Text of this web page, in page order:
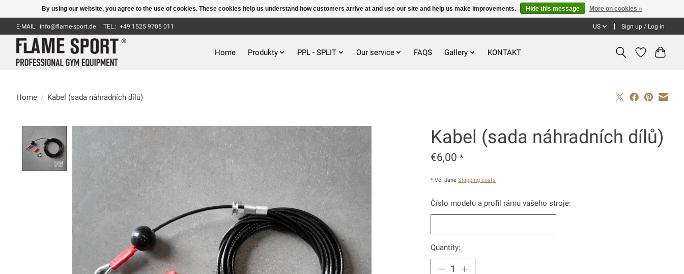
E-MAIL: info@flame-sport.de TEL.: +49 1525 9705 011 US Sign up / Log in
Home Produkty PPL - SPLIT Our service FAQS Gallery KONTAKT
Home / Kabel (sada náhradních dílů)
Product image slideshow Items Kabel (sada náhradních dílů)
€6,00 *
* Vč. daně Shipping costs
Číslo modelu a profil rámu vašeho stroje:
Quantity:
By using our website, you agree to the use of cookies. These cookies help us understand how customers arrive at and use our site and help us make improvements. Hide this message More on cookies »